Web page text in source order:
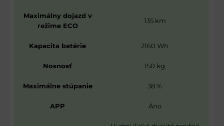
Maximálny dojazd v
režime ECO
135 km
Kapacita batérie 2160 Wh
Nosnosť 150 kg
Maximálne stúpanie 38 %
APP Áno